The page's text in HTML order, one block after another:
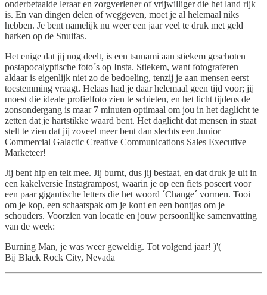
onderbetaalde leraar en zorgverlener of vrijwilliger die het land rijk
is. En van dingen delen of weggeven, moet je al helemaal niks
hebben. Je bent namelijk nu weer een jaar veel te druk met geld
harken op de Snuifas.
Het enige dat jij nog deelt, is een tsunami aan stiekem geschoten
postapocalyptische foto´s op Insta. Stiekem, want fotograferen
aldaar is eigenlijk niet zo de bedoeling, tenzij je aan mensen eerst
toestemming vraagt. Helaas had je daar helemaal geen tijd voor; jij
moest die ideale profielfoto zien te schieten, en het licht tijdens de
zonsondergang is maar 7 minuten optimaal om jou in het daglicht te
zetten dat je hartstikke waard bent. Het daglicht dat mensen in staat
stelt te zien dat jij zoveel meer bent dan slechts een Junior
Commercial Galactic Creative Communications Sales Executive
Marketeer!
Jij bent hip en telt mee. Jij burnt, dus jij bestaat, en dat druk je uit in
een kakelversie Instagrampost, waarin je op een fiets poseert voor
een paar gigantische letters die het woord ´Change´ vormen. Tooi
om je kop, een schaatspak om je kont en een bontjas om je
schouders. Voorzien van locatie en jouw persoonlijke samenvatting
van de week:
Burning Man, je was weer geweldig. Tot volgend jaar! )'(
Bij Black Rock City, Nevada